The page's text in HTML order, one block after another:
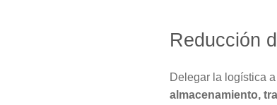
Reducción
Delegar la logística
almacenamiento,